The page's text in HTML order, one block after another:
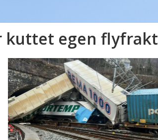
kuttet egen flyfrakt